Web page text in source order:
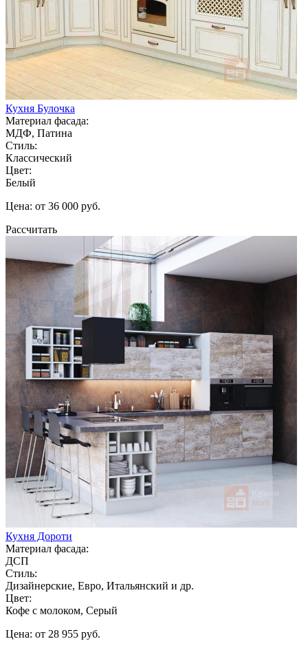
Кухня Булочка
Материал фасада:
МДФ, Патина
Стиль:
Классический
Цвет:
Белый
Цена: от 36 000 руб.
Рассчитать
Кухня Дороти
Материал фасада:
ДСП
Стиль:
Дизайнерские, Евро, Итальянский и др.
Цвет:
Кофе с молоком, Серый
Цена: от 28 955 руб.